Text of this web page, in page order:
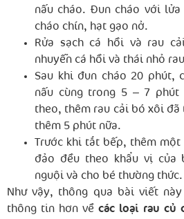
nấu cháo. Đun cháo với
cháo chín, hạt gạo nở.
Rửa sạch cá hồi và rau
nhuyễn cá hồi và thái nhỏ
Sau khi đun cháo 20 phút,
nấu cùng trong 5 – 7 phút
theo, thêm rau cải bó xôi đã
thêm 5 phút nữa.
Trước khi tắt bếp, thêm
đảo đều theo khẩu vị của
nguội và cho bé thường thức.
Như vậy, thông qua bài viết
thông tin hơn vềcác loại rau củ